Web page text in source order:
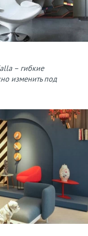
– гибкие
изменить под